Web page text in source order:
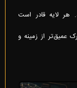
هر لایه قادر است
عمیق‌تر از زمینه و